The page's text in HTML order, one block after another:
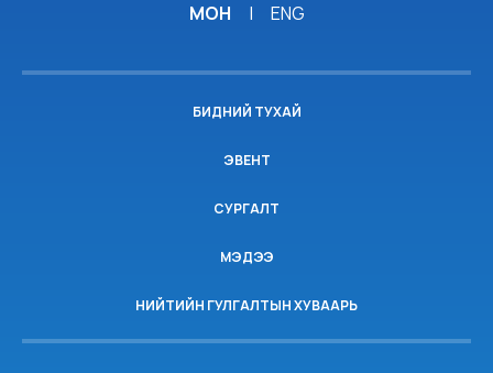
МОН | ENG
БИДНИЙ ТУХАЙ
ЭВЕНТ
СУРГАЛТ
МЭДЭЭ
НИЙТИЙН ГУЛГАЛТЫН ХУВААРЬ